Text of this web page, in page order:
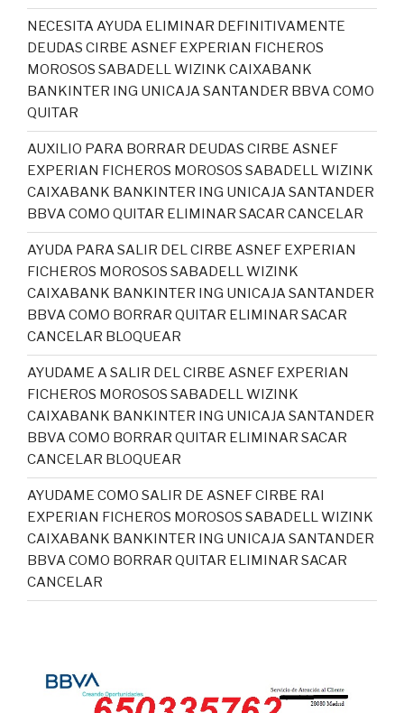
NECESITA AYUDA ELIMINAR DEFINITIVAMENTE
DEUDAS CIRBE ASNEF EXPERIAN FICHEROS
MOROSOS SABADELL WIZINK CAIXABANK
BANKINTER ING UNICAJA SANTANDER BBVA COMO
QUITAR
AUXILIO PARA BORRAR DEUDAS CIRBE ASNEF
EXPERIAN FICHEROS MOROSOS SABADELL WIZINK
CAIXABANK BANKINTER ING UNICAJA SANTANDER
BBVA COMO QUITAR ELIMINAR SACAR CANCELAR
AYUDA PARA SALIR DEL CIRBE ASNEF EXPERIAN
FICHEROS MOROSOS SABADELL WIZINK
CAIXABANK BANKINTER ING UNICAJA SANTANDER
BBVA COMO BORRAR QUITAR ELIMINAR SACAR
CANCELAR BLOQUEAR
AYUDAME A SALIR DEL CIRBE ASNEF EXPERIAN
FICHEROS MOROSOS SABADELL WIZINK
CAIXABANK BANKINTER ING UNICAJA SANTANDER
BBVA COMO BORRAR QUITAR ELIMINAR SACAR
CANCELAR BLOQUEAR
AYUDAME COMO SALIR DE ASNEF CIRBE RAI
EXPERIAN FICHEROS MOROSOS SABADELL WIZINK
CAIXABANK BANKINTER ING UNICAJA SANTANDER
BBVA COMO BORRAR QUITAR ELIMINAR SACAR
CANCELAR